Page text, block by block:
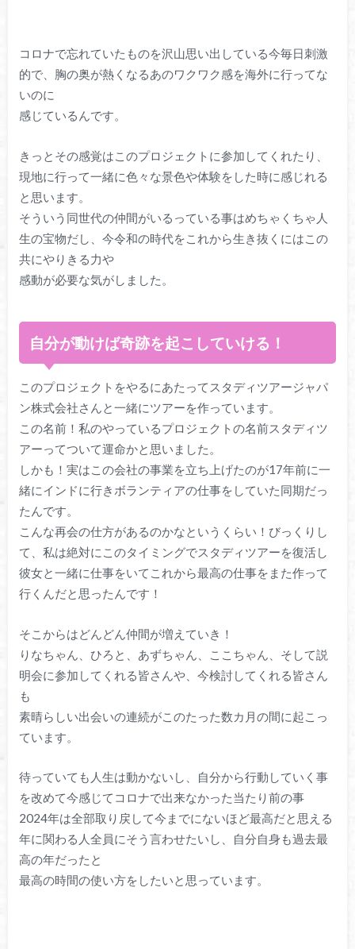
コロナで忘れていたものを沢山思い出している今毎日刺激
的で、胸の奥が熱くなるあのワクワク感を海外に行ってな
いのに
感じているんです。
きっとその感覚はこのプロジェクトに参加してくれたり、
現地に行って一緒に色々な景色や体験をした時に感じれる
と思います。
そういう同世代の仲間がいるっている事はめちゃくちゃ人
生の宝物だし、今令和の時代をこれから生き抜くにはこの
共にやりきる力や
感動が必要な気がしました。
自分が動けば奇跡を起こしていける！
このプロジェクトをやるにあたってスタディツアージャパ
ン株式会社さんと一緒にツアーを作っています。
この名前！私のやっているプロジェクトの名前スタディツ
アーってついて運命かと思いました。
しかも！実はこの会社の事業を立ち上げたのが17年前に一
緒にインドに行きボランティアの仕事をしていた同期だっ
たんです。
こんな再会の仕方があるのかなというくらい！びっくりし
て、私は絶対にこのタイミングでスタディツアーを復活し
彼女と一緒に仕事をいてこれから最高の仕事をまた作って
行くんだと思ったんです！
そこからはどんどん仲間が増えていき！
りなちゃん、ひろと、あずちゃん、ここちゃん、そして説
明会に参加してくれる皆さんや、今検討してくれる皆さん
も
素晴らしい出会いの連続がこのたった数カ月の間に起こっ
ています。
待っていても人生は動かないし、自分から行動していく事
を改めて今感じてコロナで出来なかった当たり前の事
2024年は全部取り戻して今までにないほど最高だと思える
年に関わる人全員にそう言わせたいし、自分自身も過去最
高の年だったと
最高の時間の使い方をしたいと思っています。